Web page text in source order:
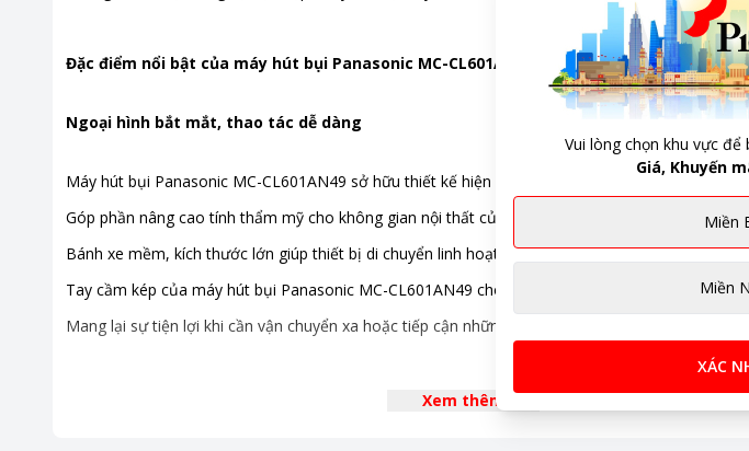
Đặc điểm nổi bật của máy hút bụi Panasonic MC-CL601AN49
Ngoại hình bắt mắt, thao tác dễ dàng
Máy hút bụi Panasonic MC-CL601AN49 sở hữu thiết kế hiện đại với những đường nét thanh
Góp phần nâng cao tính thẩm mỹ cho không gian nội thất của bạn.
Bánh xe mềm, kích thước lớn giúp thiết bị di chuyển linh hoạt, nhẹ nhàng và êm ái, đồng thời
Tay cầm kép của máy hút bụi Panasonic MC-CL601AN49 cho phép sử dụng theo hai cách.
Mang lại sự tiện lợi khi cần vận chuyển xa hoặc tiếp cận những vị trí khó khăn.
Xem thêm
Vui lòng chọn khu vực
Giá, Khuyến
Miền
Miền
XÁC